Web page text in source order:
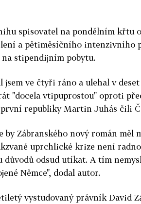
spisovatel na pondělním křtu
a pětiměsíčního intenzivního
na stipendijním pobytu.
jsem ve čtyři ráno a ulehal v
"docela vtipuprostou" oproti
republiky Martin Juhás čili
by Zábranského nový román měl
uprchlické krize není
důvodů odsud utíkat. A tím
Němce", dodal autor.
vystudovaný právník David